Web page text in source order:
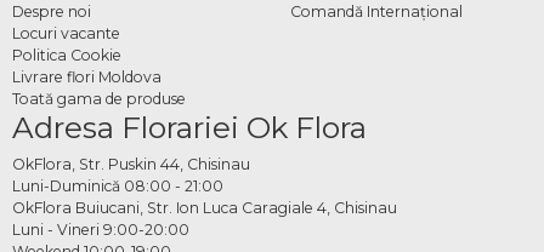
Despre noi
Locuri vacante
Politica Cookie
Livrare flori Moldova
Toată gama de produse
Comandă Internațional
Adresa Florariei Ok Flora
OkFlora, Str. Puskin 44, Chisinau
Luni-Duminică 08:00 - 21:00
OkFlora Buiucani, Str. Ion Luca Caragiale 4, Chisinau
Luni - Vineri 9:00-20:00